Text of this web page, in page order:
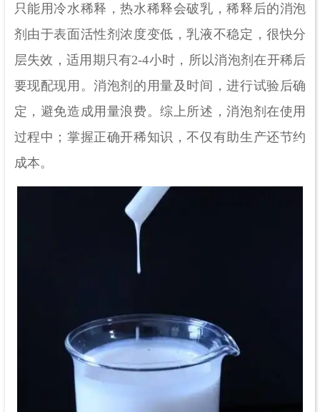
只能用冷水稀释，热水稀释会破乳，稀释后的消泡
剂由于表面活性剂浓度变低，乳液不稳定，很快分
层失效，适用期只有2-4小时，所以消泡剂在开稀后
要现配现用。消泡剂的用量及时间，进行试验后确
定，避免造成用量浪费。综上所述，消泡剂在使用
过程中；掌握正确开稀知识，不仅有助生产还节约
成本。